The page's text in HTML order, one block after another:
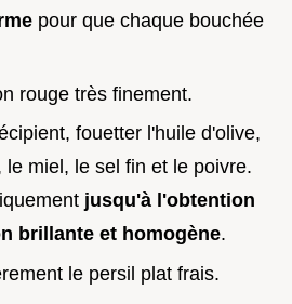
pour que chaque bouchée
rouge très finement.
fouetter l'huile d'olive,
le miel, le sel fin et le poivre.
jusqu'à l'obtention
brillante et homogène.
le persil plat frais.